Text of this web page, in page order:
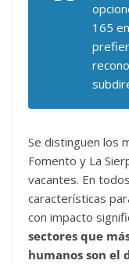
165
Se distinguen los
Fomento y La
vacantes. En
características
con impacto
sectores que
humanos son el